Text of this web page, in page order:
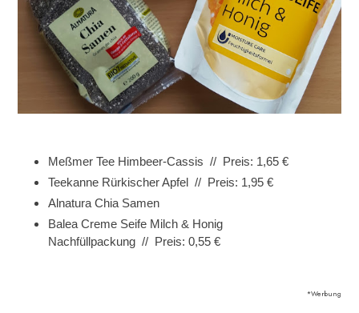
Meßmer Tee Himbeer-Cassis // Preis: 1,65 €
Teekanne Rürkischer Apfel // Preis: 1,95 €
Alnatura Chia Samen
Balea Creme Seife Milch & Honig
Nachfüllpackung // Preis: 0,55 €
*Werbung